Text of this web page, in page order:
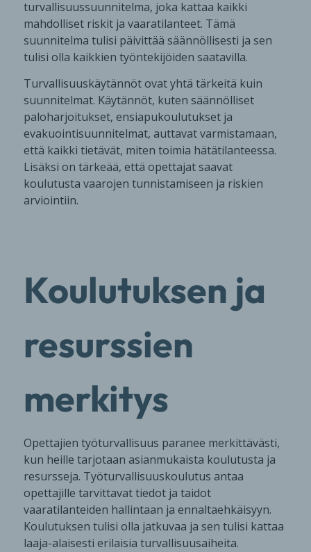
turvallisuussuunnitelma, joka kattaa kaikki
mahdolliset riskit ja vaaratilanteet. Tämä
suunnitelma tulisi päivittää säännöllisesti ja sen
tulisi olla kaikkien työntekijöiden saatavilla.
Turvallisuuskäytännöt ovat yhtä tärkeitä kuin
suunnitelmat. Käytännöt, kuten säännölliset
paloharjoitukset, ensiapukoulutukset ja
evakuointisuunnitelmat, auttavat varmistamaan,
että kaikki tietävät, miten toimia hätätilanteessa.
Lisäksi on tärkeää, että opettajat saavat
koulutusta vaarojen tunnistamiseen ja riskien
arviointiin.
Koulutuksen ja
resurssien
merkitys
Opettajien työturvallisuus paranee merkittävästi,
kun heille tarjotaan asianmukaista koulutusta ja
resursseja. Työturvallisuuskoulutus antaa
opettajille tarvittavat tiedot ja taidot
vaaratilanteiden hallintaan ja ennaltaehkäisyyn.
Koulutuksen tulisi olla jatkuvaa ja sen tulisi kattaa
laaja-alaisesti erilaisia turvallisuusaiheita.